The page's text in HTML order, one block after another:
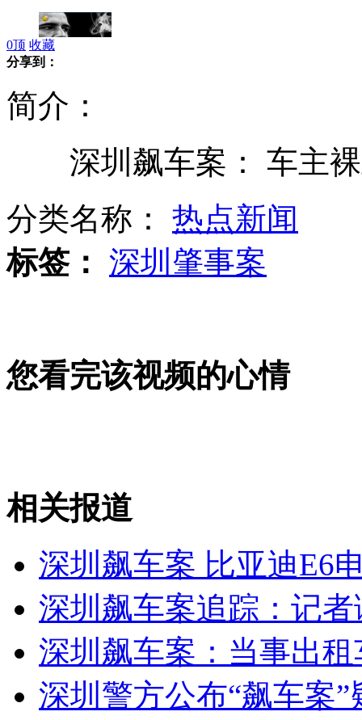
顽皮小狗惹麻烦 咬破喷雾引爆炸
朝遭50年不遇干旱 近一月未降雨
山西运城恶犬咬伤多人 警民合力深夜将其击毙
女孩北京地铁殴打老人 痛下狠手拳打脚踢
无痛分娩是否安全 医生回应
0顶 收藏
分享到：
简介：
深圳飙车案： 车主裸
分类名称： 热点新闻
标签： 深圳肇事案
您看完该视频的心情
相关报道
深圳飙车案 比亚迪E6
深圳飙车案追踪：记
深圳飙车案：当事出
深圳警方公布“飙车案